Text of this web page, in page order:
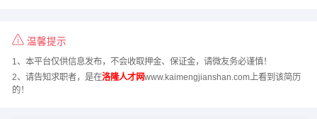
温馨提示
1、本平台仅供信息发布，不会收取押金、保证金，请微友务必谨慎！
2、请告知求职者，是在洛隆人才网www.kaimengjianshan.com上看到该简历
的！